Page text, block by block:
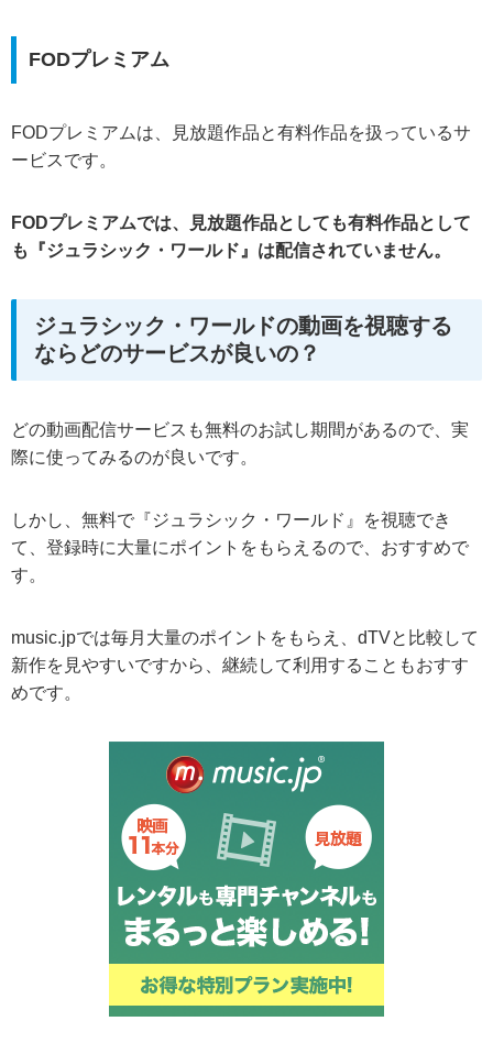
FODプレミアム
FODプレミアムは、見放題作品と有料作品を扱っているサ
ービスです。
FODプレミアムでは、見放題作品としても有料作品として
も『ジュラシック・ワールド』は配信されていません。
ジュラシック・ワールドの動画を視聴する
ならどのサービスが良いの？
どの動画配信サービスも無料のお試し期間があるので、実
際に使ってみるのが良いです。
しかし、無料で『ジュラシック・ワールド』を視聴でき
て、登録時に大量にポイントをもらえるので、おすすめで
す。
music.jpでは毎月大量のポイントをもらえ、dTVと比較して
新作を見やすいですから、継続して利用することもおすす
めです。